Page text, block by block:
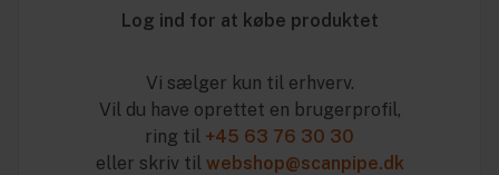
Log ind for at købe produktet
Vi sælger kun til erhverv.
Vil du have oprettet en brugerprofil,
ring til +45 63 76 30 30
eller skriv til webshop@scanpipe.dk